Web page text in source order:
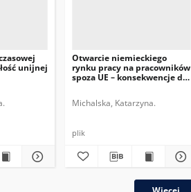
unijnej
Otwarcie niemieckiego
rynku pracy na pracowników
spoza UE – konsekwencje dla
Michalska, Katarzyna.
plik